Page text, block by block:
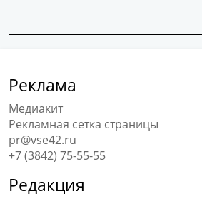
Реклама
Медиакит
Рекламная сетка страницы
pr@vse42.ru
+7 (3842) 75-55-55
Редакция